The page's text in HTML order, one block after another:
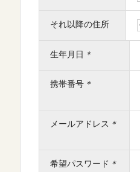
それ以降の住所
生年月日 ＊
携帯番号 ＊
メールアドレス ＊
希望パスワード ＊